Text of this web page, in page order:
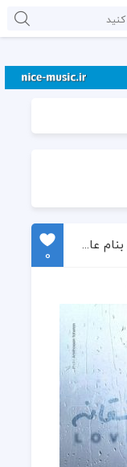
دانلود آهنگ جدید حامد همایون بنام عاشقانه
0